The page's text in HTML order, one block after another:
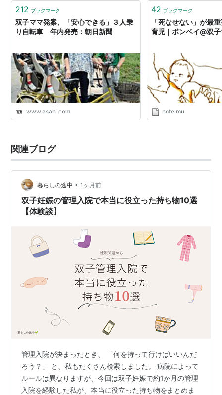
いてあったか～」 「言…
212 ブックマーク
双子ママ発案、「安心できる」３人乗
り自転車 年内発売：朝日新聞
www.asahi.com
42 ブックマーク
「死なせない」が最
育児｜ボンベイ@双
note.mu
関連ブログ
暮らしの途中 • 1ヶ月前
双子妊娠の管理入院で本当に役立った持ち物10選
【体験談】
管理入院が決まったとき、 「何を持って行けばいいんだ
ろう？」 と、私もたくさん検索しました。 病院によって
ルールは異なりますが、今回は双子妊娠で約1か月の管理
入院を経験した私が、本当に役立った持ち物をまとめま